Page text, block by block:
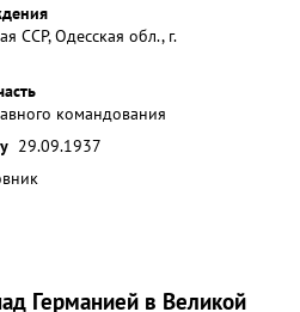
ССР, Одесская обл., г.
командования
29.09.1937
Германией в Великой